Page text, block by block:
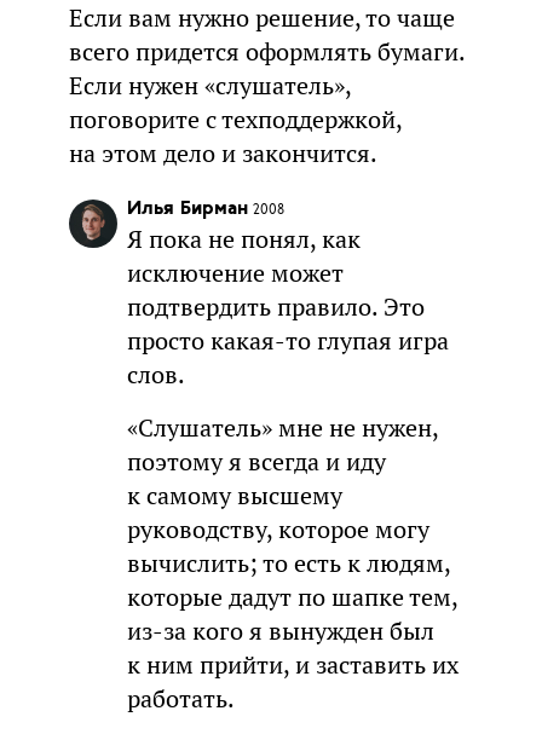
Если вам нужно решение, то чаще
всего придется оформлять бумаги.
Если нужен «слушатель»,
поговорите с техподдержкой,
на этом дело и закончится.
Илья Бирман 2008
Я пока не понял, как
исключение может
подтвердить правило. Это
просто какая-то глупая игра
слов.
«Слушатель» мне не нужен,
поэтому я всегда и иду
к самому высшему
руководству, которое могу
вычислить; то есть к людям,
которые дадут по шапке тем,
из-за кого я вынужден был
к ним прийти, и заставить их
работать.